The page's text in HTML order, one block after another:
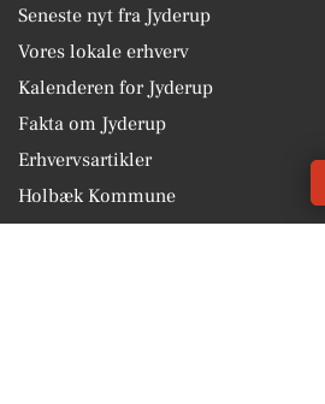
Seneste nyt fra Jyderup
Vores lokale erhverv
Kalenderen for Jyderup
Fakta om Jyderup
Erhvervsartikler
Holbæk Kommune